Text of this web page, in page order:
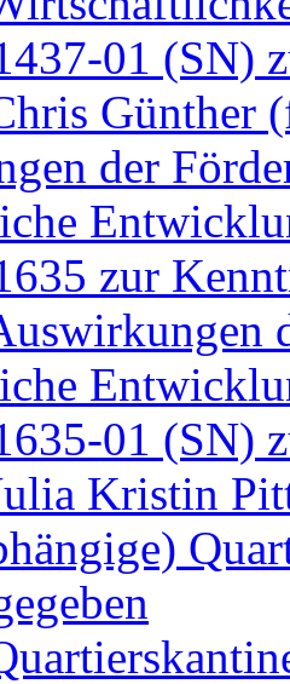
01 (SN)
Günther
der
zur
01 (SN)
Kristin